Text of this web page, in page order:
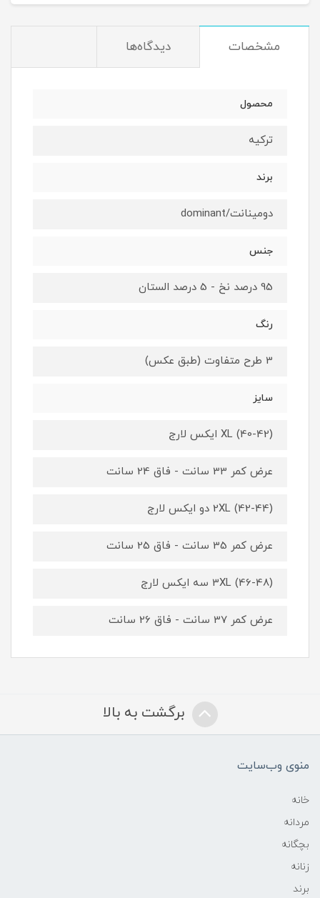
مشخصات دیدگاه‌ها
محصول
ترکیه
برند
دومینانت/dominant
جنس
95 درصد نخ - 5 درصد الستان
رنگ
3 طرح متفاوت (طبق عکس)
سایز
XL (40-42) ایکس لارج
عرض کمر 33 سانت - فاق 24 سانت
2XL (42-44) دو ایکس لارج
عرض کمر 35 سانت - فاق 25 سانت
3XL (46-48) سه ایکس لارج
عرض کمر 37 سانت - فاق 26 سانت
برگشت به بالا
منوی وب‌سایت
خانه
مردانه
بچگانه
زنانه
برند